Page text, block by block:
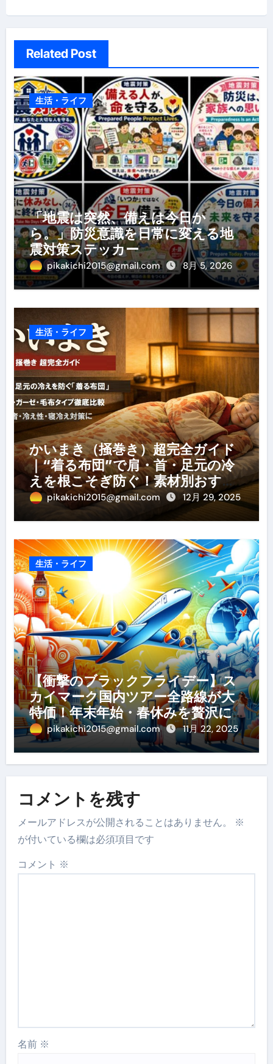
Related Post
生活・ライフ
「地震は突然、備えは今日か
ら。」防災意識を日常に変える地
震対策ステッカー
pikakichi2015@gmail.com 8月 5, 2026
生活・ライフ
かいまき（掻巻き）超完全ガイド
｜“着る布団”で肩・首・足元の冷
えを根こそぎ防ぐ！素材別おすす
め・選び方・洗い方・Q&Aまで
pikakichi2015@gmail.com 12月 29, 2025
生活・ライフ
【衝撃のブラックフライデー】ス
カイマーク国内ツアー全路線が大
特価！年末年始・春休みを贅沢に
過ごす賢い予約ガイド
pikakichi2015@gmail.com 11月 22, 2025
コメントを残す
メールアドレスが公開されることはありません。
※
が付いている欄は必須項目です
コメント ※
名前 ※